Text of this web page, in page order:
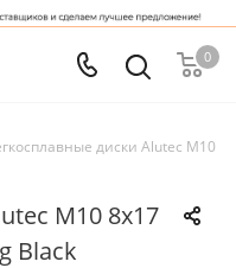
0
диски Alutec M10
M10 8x17
Black